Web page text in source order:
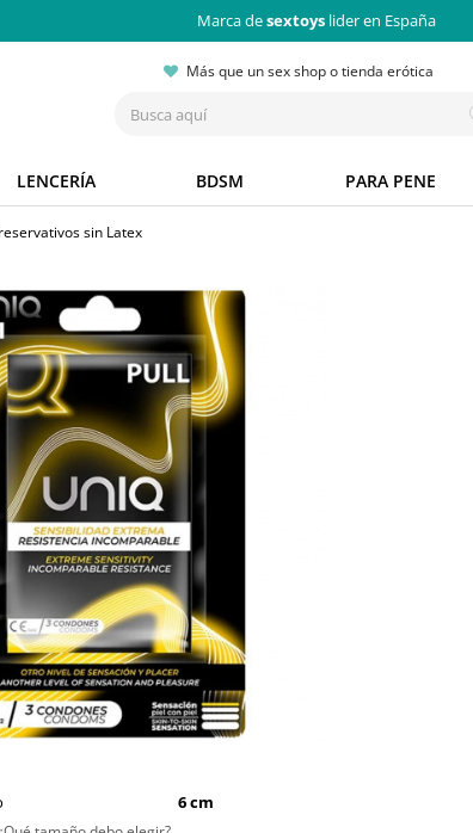
Marca desextoys lider en España
Más que un sex shop o tienda erótica
LENCERÍA BDSM PARA PENE
sin Latex
6 cm